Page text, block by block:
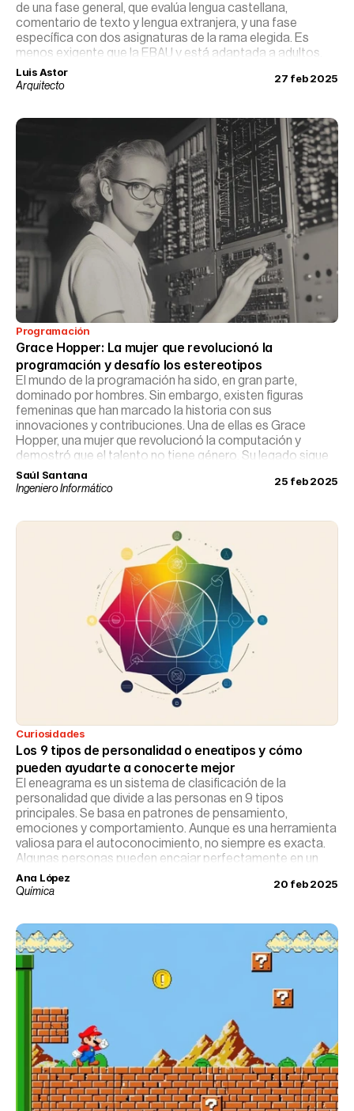
de una fase general, que evalúa lengua castellana,
comentario de texto y lengua extranjera, y una fase
específica con dos asignaturas de la rama elegida. Es
menos exigente que la EBAU y está adaptada a adultos.
Luis Astor
Arquitecto
27 feb 2025
Programación
Grace Hopper: La mujer que revolucionó la
programación y desafío los estereotipos
El mundo de la programación ha sido, en gran parte,
dominado por hombres. Sin embargo, existen figuras
femeninas que han marcado la historia con sus
innovaciones y contribuciones. Una de ellas es Grace
Hopper, una mujer que revolucionó la computación y
demostró que el talento no tiene género. Su legado sigue
vigente, inspirando a nuevas generaciones de mujeres en
STEM.
Saúl Santana
Ingeniero Informático
25 feb 2025
Curiosidades
Los 9 tipos de personalidad o eneatipos y cómo
pueden ayudarte a conocerte mejor
El eneagrama es un sistema de clasificación de la
personalidad que divide a las personas en 9 tipos
principales. Se basa en patrones de pensamiento,
emociones y comportamiento. Aunque es una herramienta
valiosa para el autoconocimiento, no siempre es exacta.
Algunas personas pueden encajar perfectamente en un
eneatipo, mientras que otras se identifican con varios o no
encuentran uno que los represente al completamente.
Ana López
Química
20 feb 2025